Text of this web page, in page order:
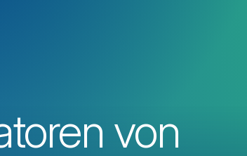
von